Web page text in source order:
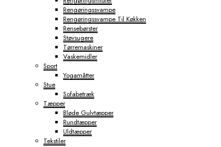
Rengøringssvampe
Rengøringssvampe Til Køkken
Rensebørster
Støvsugere
Tørremaskiner
Vaskemidler
Sport
Yogamåtter
Stue
Sofabetræk
Tæpper
Bløde Gulvtæpper
Rundtæpper
Uldtæpper
Tekstiler